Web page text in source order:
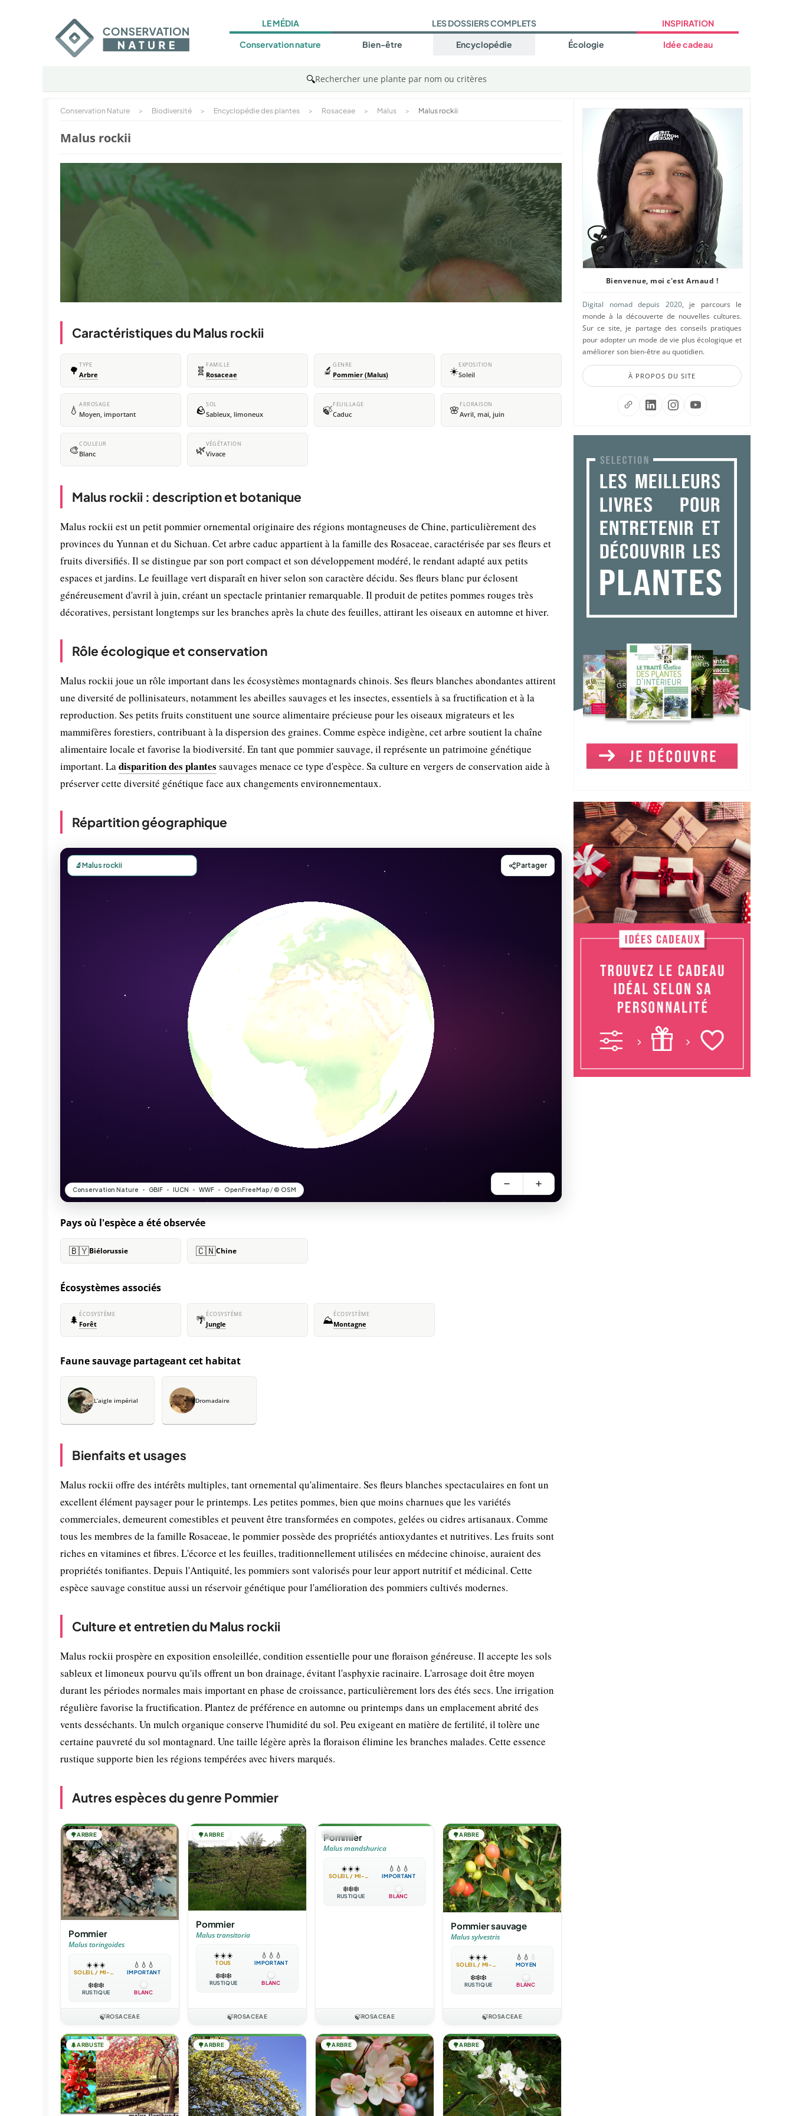
LE MÉDIA
Conservation nature
LES DOSSIERS COMPLETS
Bien-être Encyclopédie Écologie
INSPIRATION
Idée cadeau
🔍Rechercher une plante par nom ou critères
Conservation Nature > Biodiversité > Encyclopédie des plantes > Rosaceae > Malus > Malus rockii
Malus rockii
Caractéristiques du Malus rockii
🌳 TYPE
Arbre 🧬 FAMILLE
Rosaceae 🔬 GENRE
Pommier (Malus) ☀️EXPOSITION
Soleil
💧 ARROSAGE
Moyen, important 🪨SOL
Sableux, limoneux 🍃FEUILLAGE
Caduc 🌸 FLORAISON
Avril, mai, juin
🎨COULEUR
Blanc 🌿VÉGÉTATION
Vivace
Malus rockii : description et botanique
Malus rockii est un petit pommier ornemental originaire des régions montagneuses de Chine, particulièrement des
provinces du Yunnan et du Sichuan. Cet arbre caduc appartient à la famille des Rosaceae, caractérisée par ses fleurs et
fruits diversifiés. Il se distingue par son port compact et son développement modéré, le rendant adapté aux petits
espaces et jardins. Le feuillage vert disparaît en hiver selon son caractère décidu. Ses fleurs blanc pur éclosent
généreusement d'avril à juin, créant un spectacle printanier remarquable. Il produit de petites pommes rouges très
décoratives, persistant longtemps sur les branches après la chute des feuilles, attirant les oiseaux en automne et hiver.
Rôle écologique et conservation
Malus rockii joue un rôle important dans les écosystèmes montagnards chinois. Ses fleurs blanches abondantes attirent
une diversité de pollinisateurs, notamment les abeilles sauvages et les insectes, essentiels à sa fructification et à la
reproduction. Ses petits fruits constituent une source alimentaire précieuse pour les oiseaux migrateurs et les
mammifères forestiers, contribuant à la dispersion des graines. Comme espèce indigène, cet arbre soutient la chaîne
alimentaire locale et favorise la biodiversité. En tant que pommier sauvage, il représente un patrimoine génétique
important. Ladisparition des plantes sauvages menace ce type d'espèce. Sa culture en vergers de conservation aide à
préserver cette diversité génétique face aux changements environnementaux.
Répartition géographique
Pays où l'espèce a été observée
🇧🇾Biélorussie 🇨🇳Chine
Écosystèmes associés
🌲 ÉCOSYSTÈME
Forêt 🌴ÉCOSYSTÈME
Jungle ⛰️ÉCOSYSTÈME
Montagne
Faune sauvage partageant cet habitat
L’aigle impérial Dromadaire
Bienfaits et usages
Malus rockii offre des intérêts multiples, tant ornemental qu'alimentaire. Ses fleurs blanches spectaculaires en font un
excellent élément paysager pour le printemps. Les petites pommes, bien que moins charnues que les variétés
commerciales, demeurent comestibles et peuvent être transformées en compotes, gelées ou cidres artisanaux. Comme
tous les membres de la famille Rosaceae, le pommier possède des propriétés antioxydantes et nutritives. Les fruits sont
riches en vitamines et fibres. L'écorce et les feuilles, traditionnellement utilisées en médecine chinoise, auraient des
propriétés tonifiantes. Depuis l'Antiquité, les pommiers sont valorisés pour leur apport nutritif et médicinal. Cette
espèce sauvage constitue aussi un réservoir génétique pour l'amélioration des pommiers cultivés modernes.
Culture et entretien du Malus rockii
Malus rockii prospère en exposition ensoleillée, condition essentielle pour une floraison généreuse. Il accepte les sols
sableux et limoneux pourvu qu'ils offrent un bon drainage, évitant l'asphyxie racinaire. L'arrosage doit être moyen
durant les périodes normales mais important en phase de croissance, particulièrement lors des étés secs. Une irrigation
régulière favorise la fructification. Plantez de préférence en automne ou printemps dans un emplacement abrité des
vents desséchants. Un mulch organique conserve l'humidité du sol. Peu exigeant en matière de fertilité, il tolère une
certaine pauvreté du sol montagnard. Une taille légère après la floraison élimine les branches malades. Cette essence
rustique supporte bien les régions tempérées avec hivers marqués.
Autres espèces du genre Pommier
🌳ARBRE
Pommier
Malus toringoides
☀️☀️☀️
SOLEIL / MI-OMBRE
💧 💧 💧
IMPORTANT
❄️❄️❄️
RUSTIQUE BLANC
🍃ROSACEAE
🌳ARBRE
Pommier
Malus transitoria
☀️☀️☀️
TOUS
💧 💧 💧
IMPORTANT
❄️❄️❄️
RUSTIQUE BLANC
🍃ROSACEAE
🌳ARBRE
Pommier
Malus mandshurica
☀️☀️☀️
SOLEIL / MI-OMBRE
💧 💧 💧
IMPORTANT
❄️❄️❄️
RUSTIQUE BLANC
🍃ROSACEAE
🌳ARBRE
Pommier sauvage
Malus sylvestris
☀️☀️☀️
SOLEIL / MI-OMBRE
💧 💧 💧
MOYEN
❄️❄️❄️
RUSTIQUE BLANC
🍃ROSACEAE
🌲ARBUSTE 🌳ARBRE 🌳ARBRE 🌳ARBRE
Bienvenue, moi c'est Arnaud !
Digital nomad depuis 2020, je parcours le
monde à la découverte de nouvelles cultures.
Sur ce site, je partage des conseils pratiques
pour adopter un mode de vie plus écologique et
améliorer son bien-être au quotidien.
À PROPOS DU SITE